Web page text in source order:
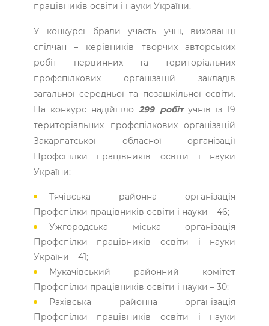
працівників освіти і науки України.
У конкурсі брали участь учні, вихованці
спілчан – керівників творчих авторських
робіт первинних та територіальних
профспілкових організацій закладів
загальної середньої та позашкільної освіти.
На конкурс надійшло299 робіт учнів із 19
територіальних профспілкових організацій
Закарпатської обласної організації
Профспілки працівників освіти і науки
України:
Тячівська районна організація
Профспілки працівників освіти і науки – 46;
Ужгородська міська організація
Профспілки працівників освіти і науки
України – 41;
Мукачівський районний комітет
Профспілки працівників освіти і науки – 30;
Рахівська районна організація
Профспілки працівників освіти і науки